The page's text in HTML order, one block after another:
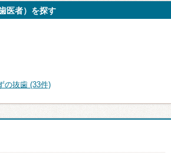
医者）を探す
の抜歯 (33件)